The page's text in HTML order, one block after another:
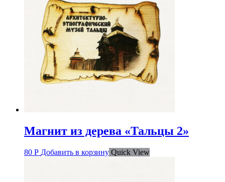
Магнит из дерева «Тальцы 2»
80 Р Добавить в корзину Quick View